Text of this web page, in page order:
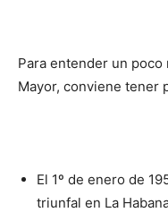
Para entender un
Mayor, conviene tener
El 1º de enero de
triunfal en La